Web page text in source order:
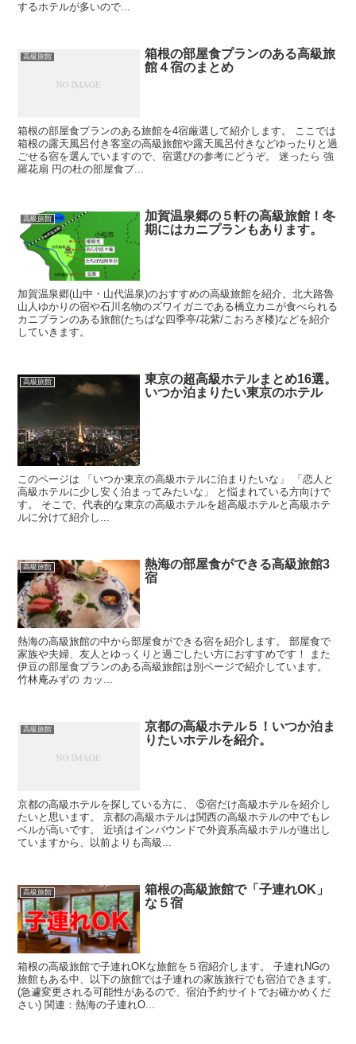
するホテルが多いので...
高級旅館
箱根の部屋食プランのある高級旅
館４宿のまとめ
箱根の部屋食プランのある旅館を4宿厳選して紹介します。 ここでは
箱根の露天風呂付き客室の高級旅館や露天風呂付きなどゆったりと過
ごせる宿を選んでいますので、宿選びの参考にどうぞ。 迷ったら 強
羅花扇 円の杜の部屋食プ...
高級旅館
加賀温泉郷の５軒の高級旅館！冬
期にはカニプランもあります。
加賀温泉郷(山中・山代温泉)のおすすめの高級旅館を紹介。北大路魯
山人ゆかりの宿や石川名物のズワイガニである橋立カニが食べられる
カニプランのある旅館(たちばな四季亭/花紫/こおろぎ楼)などを紹介
していきます。
高級旅館
東京の超高級ホテルまとめ16選。
いつか泊まりたい東京のホテル
このページは 「いつか東京の高級ホテルに泊まりたいな」 「恋人と
高級ホテルに少し安く泊まってみたいな」 と悩まれている方向けで
す。 そこで、代表的な東京の高級ホテルを超高級ホテルと高級ホテ
ルに分けて紹介し...
高級旅館
熱海の部屋食ができる高級旅館3
宿
熱海の高級旅館の中から部屋食ができる宿を紹介します。 部屋食で
家族や夫婦、友人とゆっくりと過ごしたい方におすすめです！ また
伊豆の部屋食プランのある高級旅館は別ページで紹介しています。
竹林庵みずの カッ...
高級旅館
京都の高級ホテル５！いつか泊ま
りたいホテルを紹介。
京都の高級ホテルを探している方に、 ⑤宿だけ高級ホテルを紹介し
たいと思います。 京都の高級ホテルは関西の高級ホテルの中でもレ
ベルが高いです。 近頃はインバウンドで外資系高級ホテルが進出し
ていますから、以前よりも高級...
高級旅館
箱根の高級旅館で「子連れOK」
な５宿
箱根の高級旅館で子連れOKな旅館を５宿紹介します。 子連れNGの
旅館もある中、以下の旅館では子連れの家族旅行でも宿泊できます。
(急遽変更される可能性があるので、宿泊予約サイトでお確かめくだ
さい) 関連：熱海の子連れO...